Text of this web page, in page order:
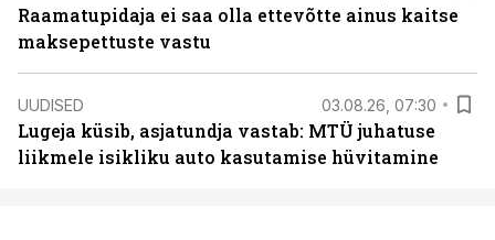
Raamatupidaja ei saa olla ettevõtte ainus kaitse
maksepettuste vastu
UUDISED 03.08.26, 07:30
Lugeja küsib, asjatundja vastab: MTÜ juhatuse
liikmele isikliku auto kasutamise hüvitamine